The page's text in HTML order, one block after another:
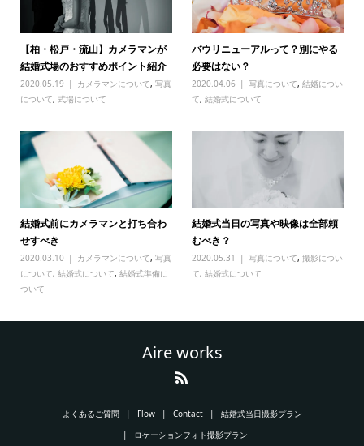
【柏・松戸・流山】カメラマンが
結婚式場のおすすめポイント紹介
2020.05.19 カメラマンについて, 写真
について, 式場について
バウリニューアルって？別にやる
必要はない？
2020.04.06 写真について,結婚につい
て,結婚式について
結婚式前にカメラマンと打ち合わ
せすべき
2020.03.10 カメラマンについて, 写真
について, 結婚式について, 結婚式準備に
ついて
結婚式当日の写真や映像は全部頼
むべき？
2020.05.31 写真について,撮影につい
て,結婚式について
Aire works
よくあるご質問 Flow Contact
結婚式当日撮影プラン
ロケーションフォト撮影プラン